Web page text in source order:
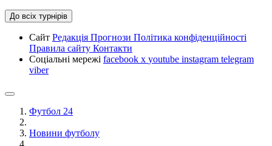
До всіх турнірів
Сайт Редакція Прогнози Політика конфіденційності
Правила сайту Контакти
Соціальні мережі facebook x youtube instagram telegram
viber
Футбол 24
Новини футболу